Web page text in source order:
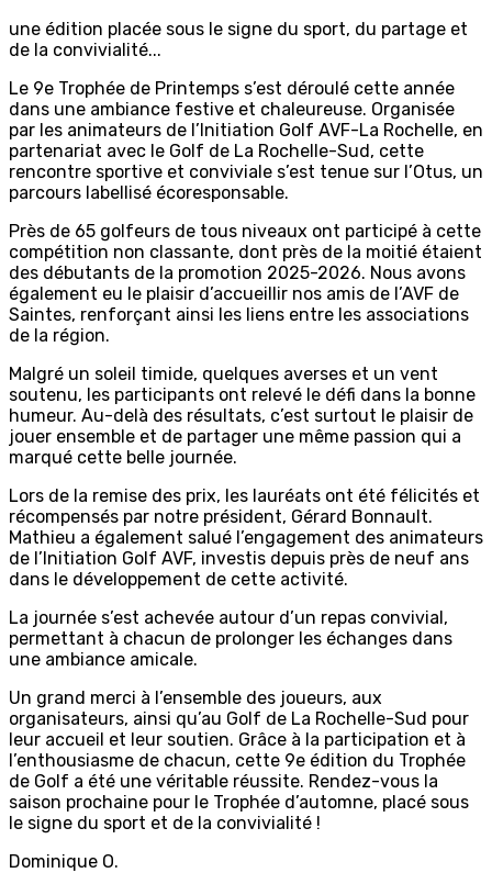
une édition placée sous le signe du sport, du partage et
de la convivialité...
Le 9e Trophée de Printemps s’est déroulé cette année
dans une ambiance festive et chaleureuse. Organisée
par les animateurs de l’Initiation Golf AVF-La Rochelle, en
partenariat avec le Golf de La Rochelle-Sud, cette
rencontre sportive et conviviale s’est tenue sur l’Otus, un
parcours labellisé écoresponsable.
Près de 65 golfeurs de tous niveaux ont participé à cette
compétition non classante, dont près de la moitié étaient
des débutants de la promotion 2025-2026. Nous avons
également eu le plaisir d’accueillir nos amis de l’AVF de
Saintes, renforçant ainsi les liens entre les associations
de la région.
Malgré un soleil timide, quelques averses et un vent
soutenu, les participants ont relevé le défi dans la bonne
humeur. Au-delà des résultats, c’est surtout le plaisir de
jouer ensemble et de partager une même passion qui a
marqué cette belle journée.
Lors de la remise des prix, les lauréats ont été félicités et
récompensés par notre président, Gérard Bonnault.
Mathieu a également salué l’engagement des animateurs
de l’Initiation Golf AVF, investis depuis près de neuf ans
dans le développement de cette activité.
La journée s’est achevée autour d’un repas convivial,
permettant à chacun de prolonger les échanges dans
une ambiance amicale.
Un grand merci à l’ensemble des joueurs, aux
organisateurs, ainsi qu’au Golf de La Rochelle-Sud pour
leur accueil et leur soutien. Grâce à la participation et à
l’enthousiasme de chacun, cette 9e édition du Trophée
de Golf a été une véritable réussite. Rendez-vous la
saison prochaine pour le Trophée d’automne, placé sous
le signe du sport et de la convivialité !
Dominique O.